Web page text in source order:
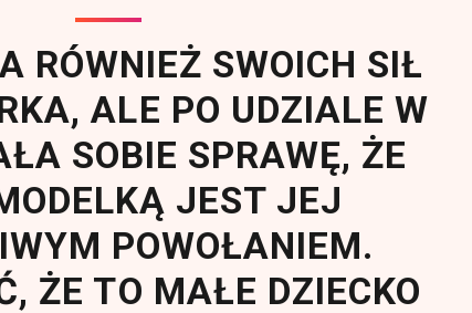
RÓWNIEŻ SWOICH SIŁ
ALE PO UDZIALE W
SOBIE SPRAWĘ, ŻE
JEST JEJ
POWOŁANIEM.
ŻE TO MAŁE DZIECKO